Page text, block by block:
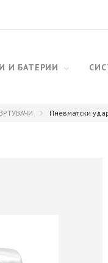
И БАТЕРИИ
Пневматски